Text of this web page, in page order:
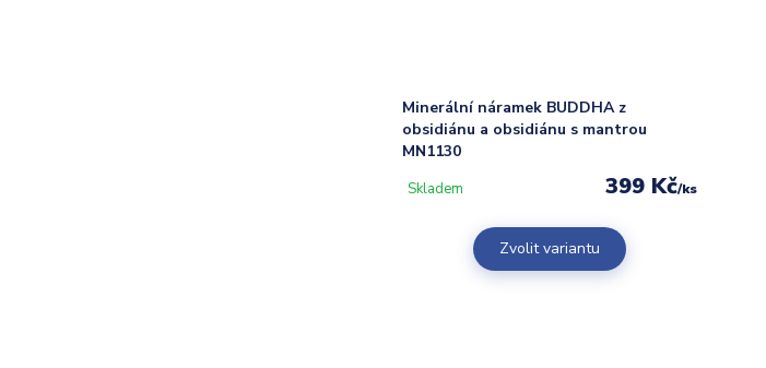
Minerální náramek BUDDHA z
obsidiánu a obsidiánu s mantrou
MN1130
399 Kč/ks
Skladem
Zvolit variantu